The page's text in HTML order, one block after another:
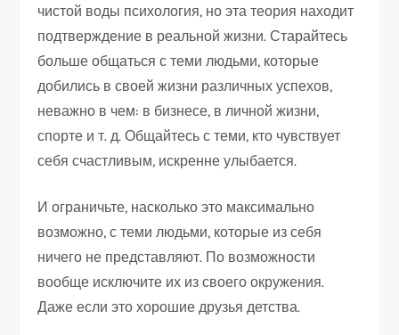
чистой воды психология, но эта теория находит
подтверждение в реальной жизни. Старайтесь
больше общаться с теми людьми, которые
добились в своей жизни различных успехов,
неважно в чем: в бизнесе, в личной жизни,
спорте и т. д. Общайтесь с теми, кто чувствует
себя счастливым, искренне улыбается.
И ограничьте, насколько это максимально
возможно, с теми людьми, которые из себя
ничего не представляют. По возможности
вообще исключите их из своего окружения.
Даже если это хорошие друзья детства.